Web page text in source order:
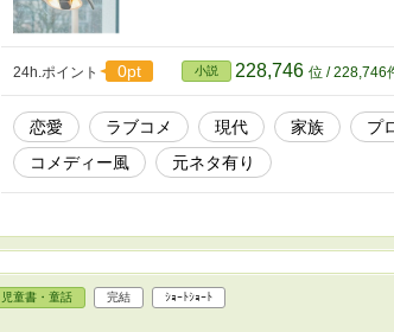
24h.ポイント 0pt 小説 228,746 位 / 228,746
恋愛 ラブコメ 現代 家族 プ
コメディー風
元ネタ有り
児童書・童話 完結 ｼｮｰﾄｼｮｰﾄ